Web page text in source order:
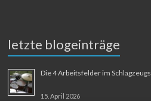
letzte blogeinträge
Die 4 Arbeitsfelder im
15. April 2026